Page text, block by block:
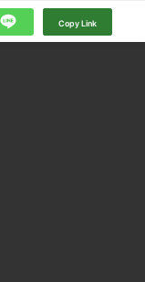
Copy Link